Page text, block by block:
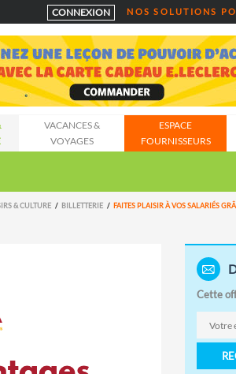
CONNEXION NOS SOLUTIONS
VACANCES &
VOYAGES
ESPACE
FOURNISSEURS
& CULTURE BILLETTERIE FAITES PLAISIR À VOS SALARIÉS
Cette